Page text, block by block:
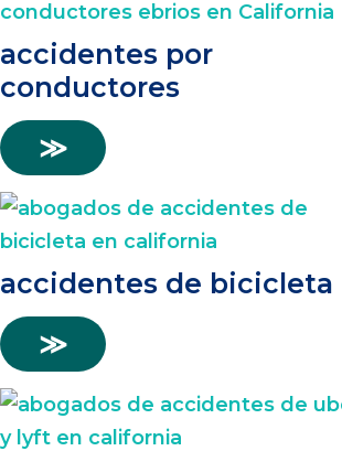
accidentes por
conductores
≫
accidentes de bicicleta
≫